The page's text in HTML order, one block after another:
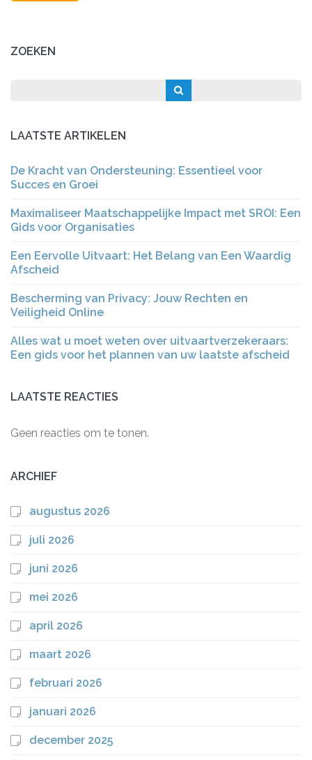
ZOEKEN
LAATSTE ARTIKELEN
De Kracht van Ondersteuning: Essentieel voor
Succes en Groei
Maximaliseer Maatschappelijke Impact met SROI: Een
Gids voor Organisaties
Een Eervolle Uitvaart: Het Belang van Een Waardig
Afscheid
Bescherming van Privacy: Jouw Rechten en
Veiligheid Online
Alles wat u moet weten over uitvaartverzekeraars:
Een gids voor het plannen van uw laatste afscheid
LAATSTE REACTIES
Geen reacties om te tonen.
ARCHIEF
augustus 2026
juli 2026
juni 2026
mei 2026
april 2026
maart 2026
februari 2026
januari 2026
december 2025